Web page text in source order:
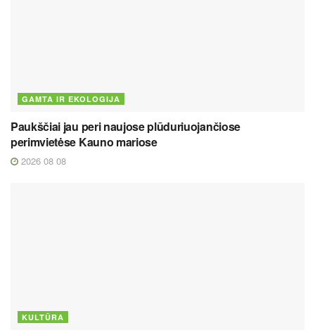
GAMTA IR EKOLOGIJA
Paukščiai jau peri naujose plūduriuojančiose
perimvietėse Kauno mariose
2026 08 08
KULTŪRA